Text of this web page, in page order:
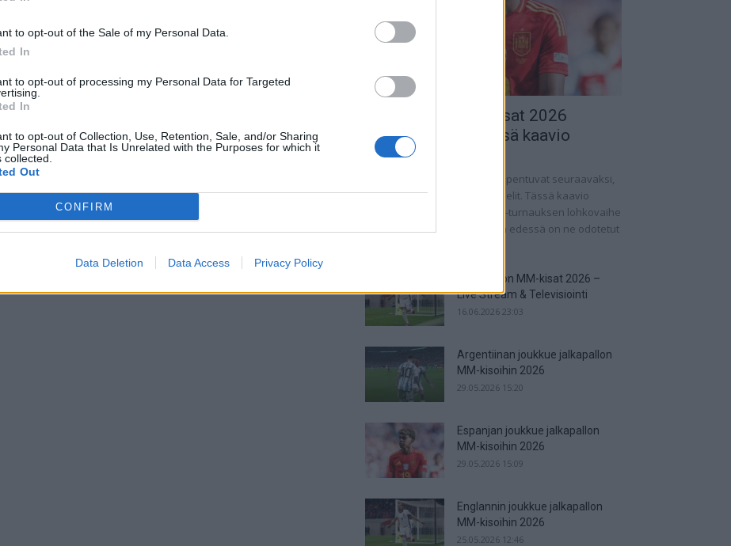
to opt-out of the Sale of my Personal Data.
In
to opt-out of processing my Personal Data for Targeted
In
to opt-out of Collection, Use, Retention, Sale, and/or Sharing
Personal Data that Is Unrelated with the Purposes for which it
collected.
Out
CONFIRM
Data Deletion Data Access Privacy Policy
Jalkapallon MM-kisat 2026
Pudotuspelit – tässä kaavio
28.06.2026 13:37
Jalkapallon MM-kisat 2026 huipentuvat seuraavaksi,
kun ohjelmassa on pudotuspelit. Tässä kaavio
turnaukseen! Jalkapallon MM-turnauksen lohkovaihe
on saatu nyt taputeltua, joten edessä on ne odotetut
Jalkapallon MM-kisat 2026 –
Live Stream & Televisiointi
16.06.2026 23:03
Argentiinan joukkue jalkapallon
MM-kisoihin 2026
29.05.2026 15:20
Espanjan joukkue jalkapallon
MM-kisoihin 2026
29.05.2026 15:09
Englannin joukkue jalkapallon
MM-kisoihin 2026
25.05.2026 12:46